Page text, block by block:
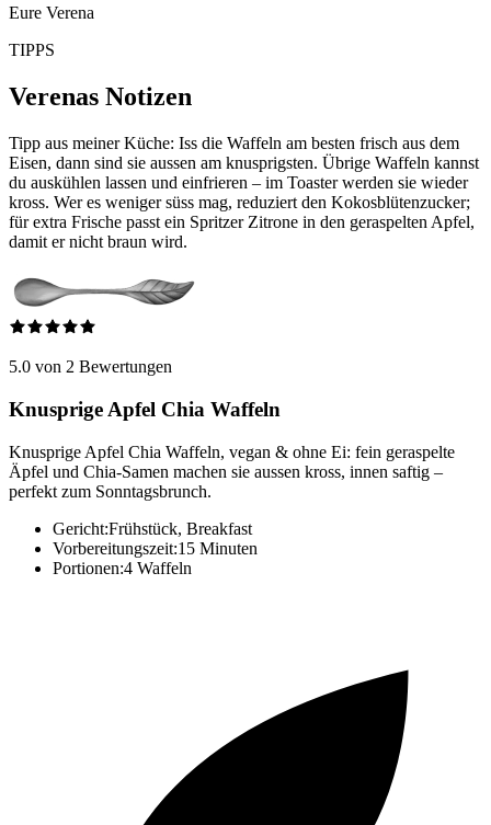
Eure Verena
TIPPS
Verenas Notizen
Tipp aus meiner Küche: Iss die Waffeln am besten frisch aus dem
Eisen, dann sind sie aussen am knusprigsten. Übrige Waffeln kannst
du auskühlen lassen und einfrieren – im Toaster werden sie wieder
kross. Wer es weniger süss mag, reduziert den Kokosblütenzucker;
für extra Frische passt ein Spritzer Zitrone in den geraspelten Apfel,
damit er nicht braun wird.
5.0 von 2 Bewertungen
Knusprige Apfel Chia Waffeln
Knusprige Apfel Chia Waffeln, vegan & ohne Ei: fein geraspelte
Äpfel und Chia-Samen machen sie aussen kross, innen saftig –
perfekt zum Sonntagsbrunch.
Gericht:Frühstück, Breakfast
Vorbereitungszeit:15 Minuten
Portionen:4 Waffeln